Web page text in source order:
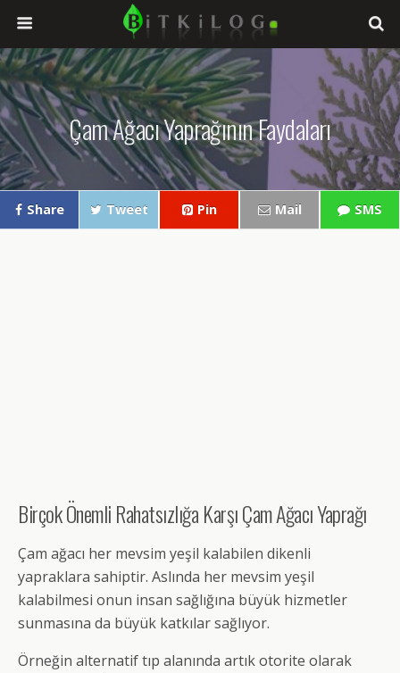
Çam Ağacı Yaprağının Faydaları
Share Tweet Pin Mail SMS
Birçok Önemli Rahatsızlığa Karşı Çam Ağacı Yaprağı
Çam ağacı her mevsim yeşil kalabilen dikenli
yapraklara sahiptir. Aslında her mevsim yeşil
kalabilmesi onun insan sağlığına büyük hizmetler
sunmasına da büyük katkılar sağlıyor.
Örneğin alternatif tıp alanında artık otorite olarak